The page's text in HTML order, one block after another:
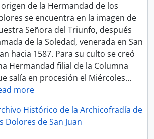
origen de la Hermandad de los
se encuentra en la imagen de
Señora del Triunfo, después
de la Soledad, venerada en San
hacia 1587. Para su culto se creó
Hermandad filial de la Columna
salía en procesión el Miércoles…
more
Histórico de la Archicofradía de
Dolores de San Juan